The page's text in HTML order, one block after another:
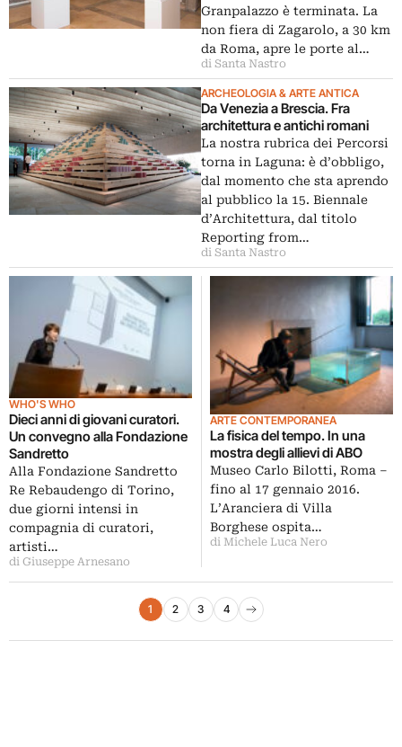
Granpalazzo è terminata. La
non fiera di Zagarolo, a 30 km
da Roma, apre le porte al…
di Santa Nastro
ARCHEOLOGIA & ARTE ANTICA
Da Venezia a Brescia. Fra
architettura e antichi romani
La nostra rubrica dei Percorsi
torna in Laguna: è d’obbligo,
dal momento che sta aprendo
al pubblico la 15. Biennale
d’Architettura, dal titolo
Reporting from…
di Santa Nastro
WHO'S WHO
Dieci anni di giovani curatori.
Un convegno alla Fondazione
Sandretto
Alla Fondazione Sandretto
Re Rebaudengo di Torino,
due giorni intensi in
compagnia di curatori,
artisti…
di Giuseppe Arnesano
ARTE CONTEMPORANEA
La fisica del tempo. In una
mostra degli allievi di ABO
Museo Carlo Bilotti, Roma –
fino al 17 gennaio 2016.
L’Aranciera di Villa
Borghese ospita…
di Michele Luca Nero
Paginazione degli articoli
1 2 3 4
Pagina successiva